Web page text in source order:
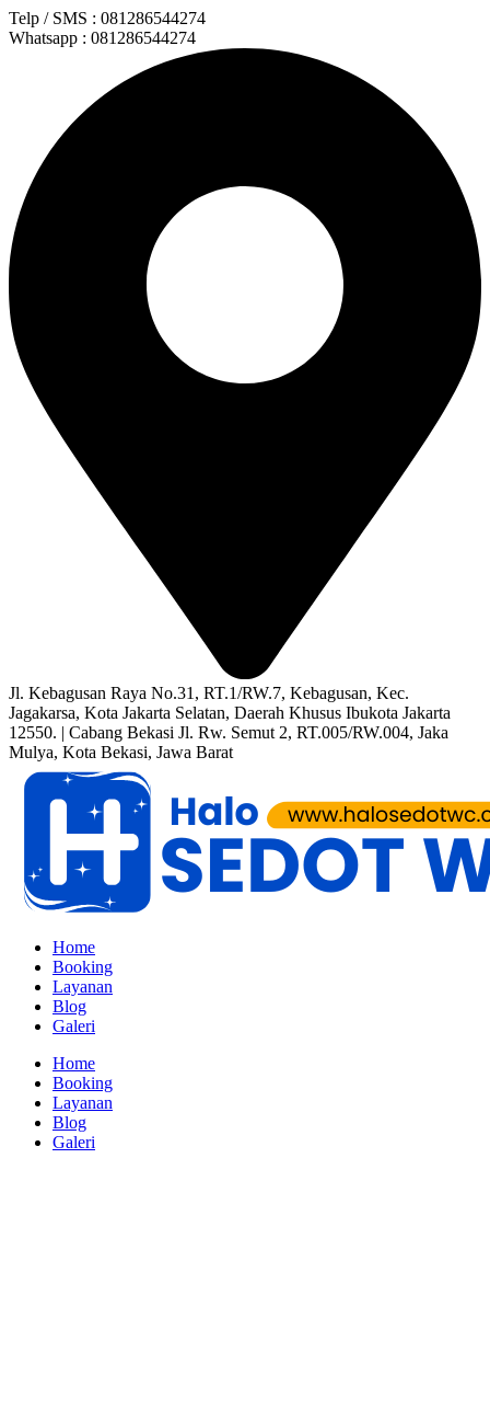
Lewati
ke
Telp / SMS : 081286544274
Whatsapp : 081286544274
Jl. Kebagusan Raya No.31, RT.1/RW.7, Kebagusan, Kec.
Jagakarsa, Kota Jakarta Selatan, Daerah Khusus Ibukota Jakarta
12550. | Cabang Bekasi Jl. Rw. Semut 2, RT.005/RW.004, Jaka
Mulya, Kota Bekasi, Jawa Barat
Home
Booking
Layanan
Blog
Galeri
Home
Booking
Layanan
Blog
Galeri